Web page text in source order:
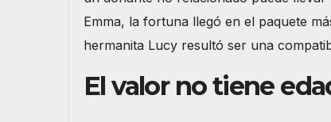
Emma, la fortuna llegó en el paquete
hermanita Lucy resultó ser una
El valor no tiene